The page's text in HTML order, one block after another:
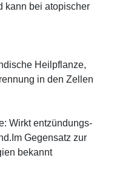
kann bei atopischer
Heilpflanze,
in den Zellen
Wirkt entzündungs-
Gegensatz zur
bekannt